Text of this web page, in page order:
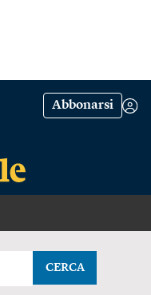
Abbonarsi
CERCA